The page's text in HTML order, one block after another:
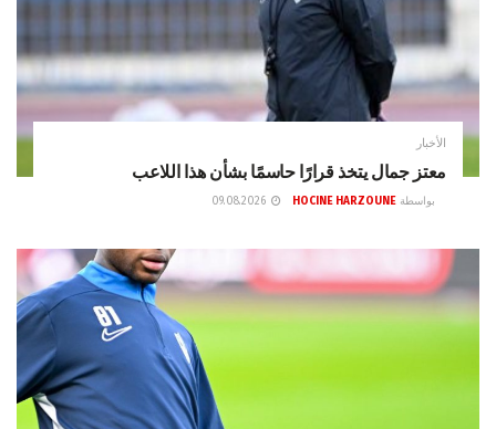
الأخبار
معتز جمال يتخذ قرارًا حاسمًا بشأن هذا اللاعب
بواسطة HOCINE HARZOUNE